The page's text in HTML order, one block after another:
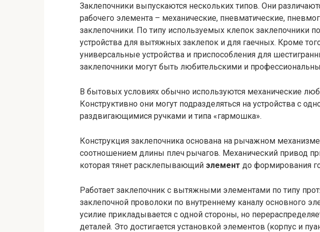
Заклепочники выпускаются нескольких типов. Они
рабочего элемента – механические, пневматические,
заклепочники. По типу используемых клепок заклепочники
устройства для вытяжных заклепок и для гаечных. Кроме
универсальные устройства и приспособления для
заклепочники могут быть любительскими и
В бытовых условиях обычно используются механические
Конструктивно они могут подразделяться на устройства с
раздвигающимися ручками и типа «гармошка».
Конструкция заклепочника основана на рычажном
соотношением длины плеч рычагов. Механический привод
которая тянет расклепывающий элемент до формирования
Работает заклепочник с вытяжными элементами по типу
заклепочной проволоки по внутреннему каналу основного
усилие прикладывается с одной стороны, но
деталей. Это достигается установкой элементов (корпус и